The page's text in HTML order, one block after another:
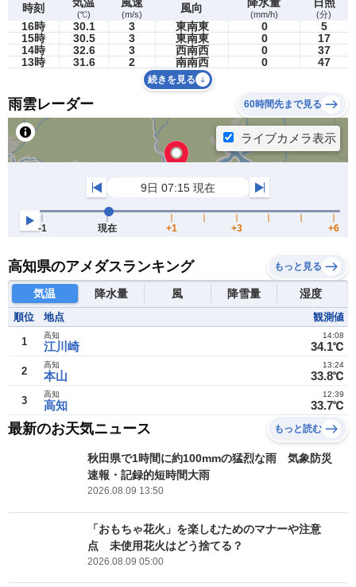
時刻 気温
(℃)
風速
(m/s) 風向 降水量
(mm/h)
日照
(分)
16時 30.1 3 東南東 0
5
15時
30.5 3 東南東 0
17
14時
32.6 3 西南西 0
37
13時
31.6 2 南南西 0 47
続きを見る
雨雲レーダー 60時間先まで見る
高知県のアメダスランキング もっと見る
気温 降水量 風 降雪量 湿度
順位 地点 観測値
1 江川崎
高知
34.1℃
14:08
2 本山
高知
33.8℃
13:24
3 高知
高知
33.7℃
12:39
最新のお天気ニュース もっと読む
秋田県で1時間に約100mmの猛烈な雨 気象防災
速報・記録的短時間大雨
2026.08.09 13:50
「おもちゃ花火」を楽しむためのマナーや注意
点 未使用花火はどう捨てる？
2026.08.09 05:00